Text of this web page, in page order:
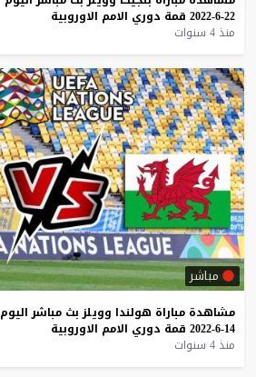
22-6-2022
قمة دوري الامم الاوروبية
منذ 4 سنوات
مباشر
مشاهدة مباراة هولندا وويلز بث مباشر اليوم
14-6-2022
قمة دوري الامم الاوروبية
منذ 4 سنوات